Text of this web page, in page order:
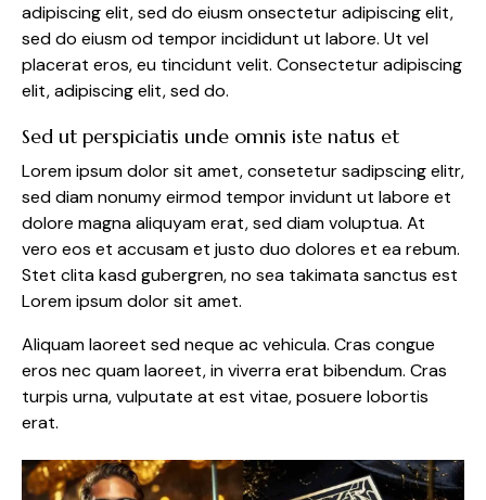
adipiscing elit, sed do eiusm onsectetur adipiscing elit,
sed do eiusm od tempor incididunt ut labore. Ut vel
placerat eros, eu tincidunt velit. Consectetur adipiscing
elit, adipiscing elit, sed do.
Sed ut perspiciatis unde omnis iste natus et
Lorem ipsum dolor sit amet, consetetur sadipscing elitr,
sed diam nonumy eirmod tempor invidunt ut labore et
dolore magna aliquyam erat, sed diam voluptua. At
vero eos et accusam et justo duo dolores et ea rebum.
Stet clita kasd gubergren, no sea takimata sanctus est
Lorem ipsum dolor sit amet.
Aliquam laoreet sed neque ac vehicula. Cras congue
eros nec quam laoreet, in viverra erat bibendum. Cras
turpis urna, vulputate at est vitae, posuere lobortis
erat.